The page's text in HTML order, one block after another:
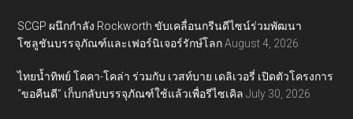
SCGP ผนึกกำลัง Rockworth ขับเคลื่อนกรีนดีไซน์ร่วมพัฒนา
โซลูชันบรรจุภัณฑ์และเฟอร์นิเจอร์รักษ์โลก August 4, 2026
ไทยน้ำทิพย์ โคคา-โคล่า ร่วมกับ เวสท์บาย เดลิเวอรี่ เปิดตัวโครงการ
“ขอคืนดี” เก็บกลับบรรจุภัณฑ์ใช้แล้วเพื่อรีไซเคิล July 30, 2026